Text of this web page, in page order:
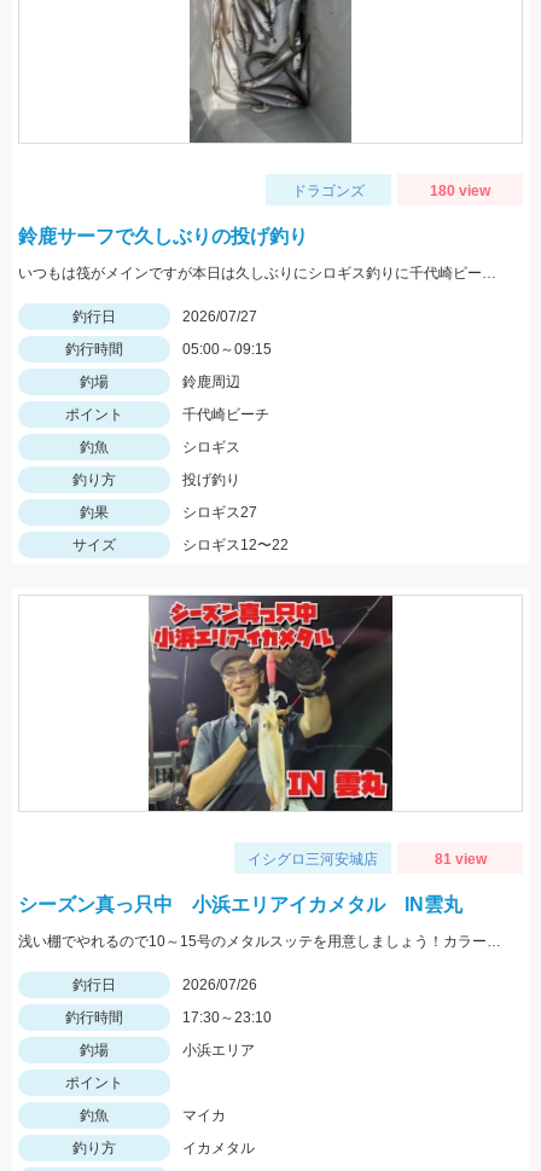
ドラゴンズ 180 view
鈴鹿サーフで久しぶりの投げ釣り
いつもは筏がメインですが本日は久しぶりにシロギス釣りに千代崎ビーチへ 早朝にイシグロの自販機でゴールドイソメを購入しいざ千代崎ビーチへ、先客がたくさんいました。最初はセイゴの赤ちゃんが餌取りで苦労しましたが徐々にシロギスがヒットし帰る頃には他の魚の食い残しのエサでも食いついてきました。
釣行日
2026/07/27
釣行時間
05:00～09:15
釣場
鈴鹿周辺
ポイント
千代崎ビーチ
釣魚
シロギス
釣り方
投げ釣り
釣果
シロギス27
サイズ
シロギス12〜22
イシグロ三河安城店 81 view
シーズン真っ只中 小浜エリアイカメタル IN雲丸
浅い棚でやれるので10～15号のメタルスッテを用意しましょう！カラーはピンクが良く当たりました！
釣行日
2026/07/26
釣行時間
17:30～23:10
釣場
小浜エリア
ポイント
釣魚
マイカ
釣り方
イカメタル